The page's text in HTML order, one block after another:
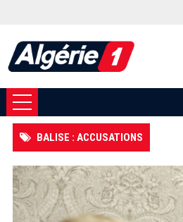
BALISE : ACCUSATIONS